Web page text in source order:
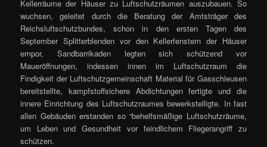
Kellerräume der Häuser zu Luftschutzräumen auszubauen. So
wuchsen, geleitet durch die Beratung der Amtsträger des
Reichsluftschutzbundes, schon in den ersten Tagen des
September Splitterblenden vor den Kellerfenstern der Häuser
empor, Sandbarrikaden legten sich schützend vor
Maueröffnungen, indessen innen im Luftschutzraum die
Findigkeit der Luftschutzgemeinschaft Material für Gasschleusen
bereitstellte, kampfstoffsichere Abdichtungen fertigte und die
innere Einrichtung des Luftschutzraumes bewerkstelligte. In fast
allen Gebäuden erstanden so “behelfsmäßige Luftschutzräume,
um Leben und Gesundheit vor feindlichem Fliegerangriff zu
schützen.